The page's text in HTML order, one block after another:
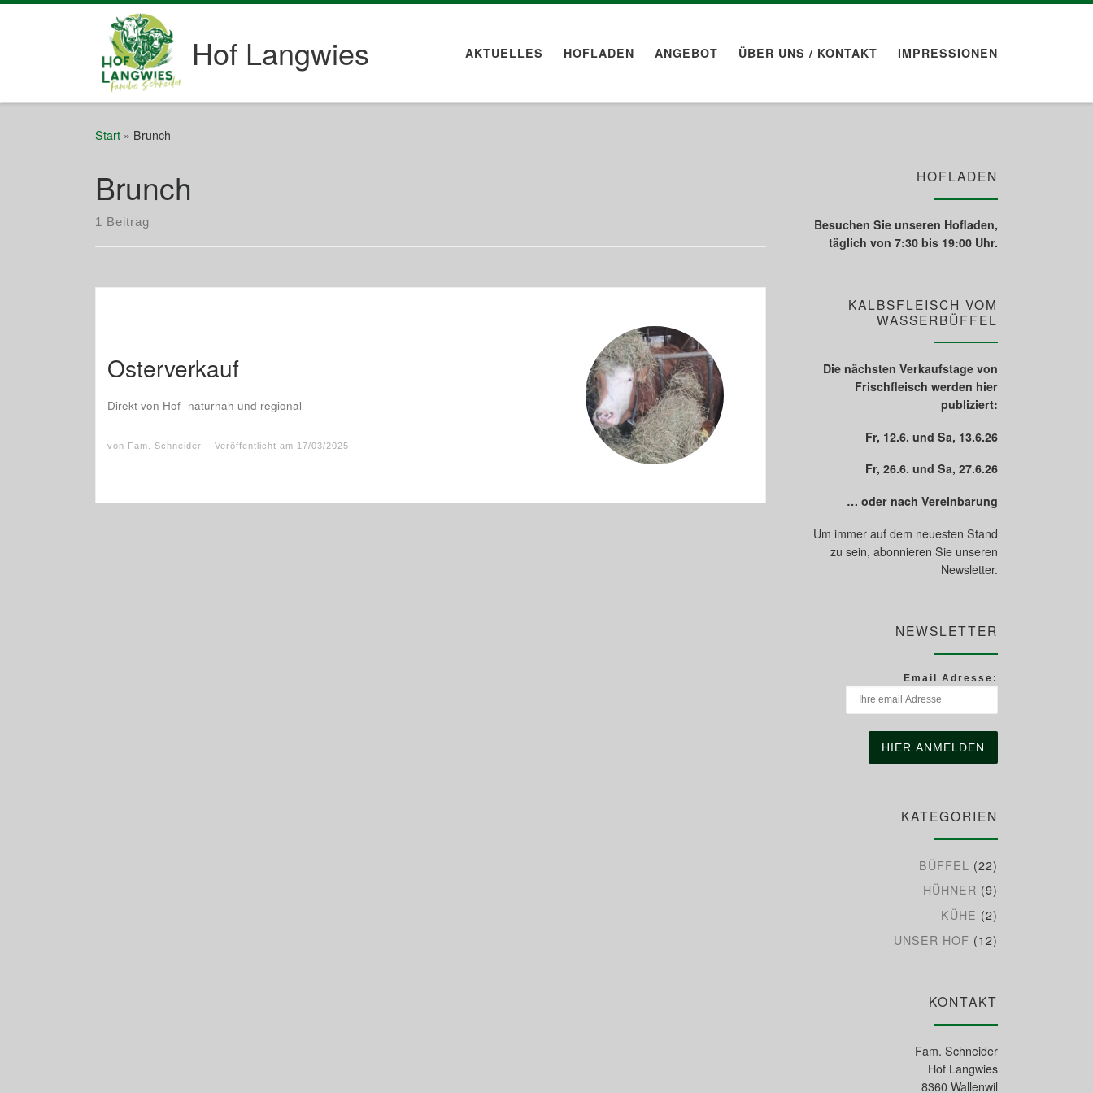
Zum Inhalt springen
Hof Langwies AKTUELLES HOFLADEN ANGEBOT ÜBER UNS / KONTAKT IMPRESSIONEN
Start » Brunch
Brunch
1 Beitrag
Osterverkauf
Direkt von Hof- naturnah und regional
von Fam. Schneider Veröffentlicht am 17/03/2025
HOFLADEN
Besuchen Sie unseren Hofladen,
täglich von 7:30 bis 19:00 Uhr.
KALBSFLEISCH VOM
WASSERBÜFFEL
Die nächsten Verkaufstage von
Frischfleisch werden hier
publiziert:
Fr, 12.6. und Sa, 13.6.26
Fr, 26.6. und Sa, 27.6.26
… oder nach Vereinbarung
Um immer auf dem neuesten Stand
zu sein, abonnieren Sie unseren
Newsletter.
NEWSLETTER
Email Adresse:
KATEGORIEN
BÜFFEL (22)
HÜHNER (9)
KÜHE (2)
UNSER HOF (12)
KONTAKT
Fam. Schneider
Hof Langwies
8360 Wallenwil